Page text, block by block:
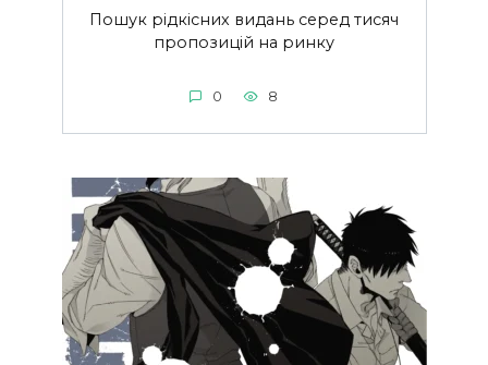
Пошук рідкісних видань серед тисяч
пропозицій на ринку
0 8